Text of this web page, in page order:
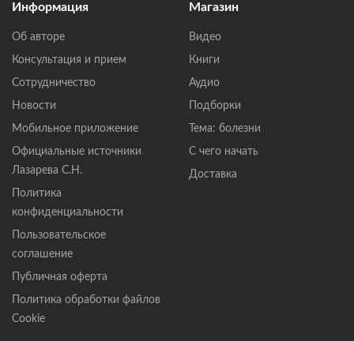
Информация
Об авторе
Консультация и прием
Сотрудничество
Новости
Мобильное приложение
Официальные источники
Лазарева С.Н.
Политика
конфиденциальности
Пользовательское
соглашение
Публичная оферта
Политика обработки файлов
Cookie
Магазин
Видео
Книги
Аудио
Подборки
Тема: болезни
С чего начать
Доставка